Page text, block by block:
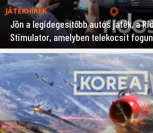
JÁTÉKHÍREK
Jön a legidegesítőbb autós játék, a
Stimulator, amelyben telekocsit